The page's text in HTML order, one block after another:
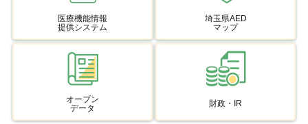
医療機能情報
提供システム
埼玉県AED
マップ
オープン
データ
財政・IR